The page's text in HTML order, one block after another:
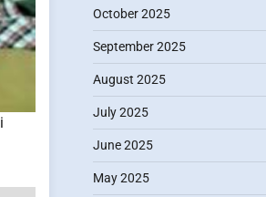
October 2025
September 2025
August 2025
July 2025
June 2025
May 2025